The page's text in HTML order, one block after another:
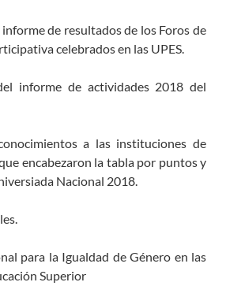
de resultados de los Foros de
celebrados en las UPES.
informe de actividades 2018 del
a las instituciones de
encabezaron la tabla por puntos y
Nacional 2018.
para la Igualdad de Género en las
Superior